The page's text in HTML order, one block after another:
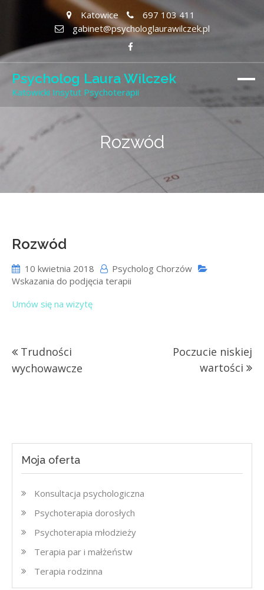
Katowice
697 103 411
gabinet@psychologlaurawilczek.pl
Psycholog Laura Wilczek
Katowicki Insytut Psychoterapii
Rozwód
Rozwód
10 kwietnia 2018
Psycholog Chorzów
Wskazania do podjęcia terapii
Umów się na wizytę
wpisu
Trudności
wychowawcze
Poczucie niskiej
wartości
Moja oferta
Konsultacja psychologiczna
Psychoterapia dorosłych
Psychoterapia młodzieży
Terapia par i małżeństw
Terapia rodzinna